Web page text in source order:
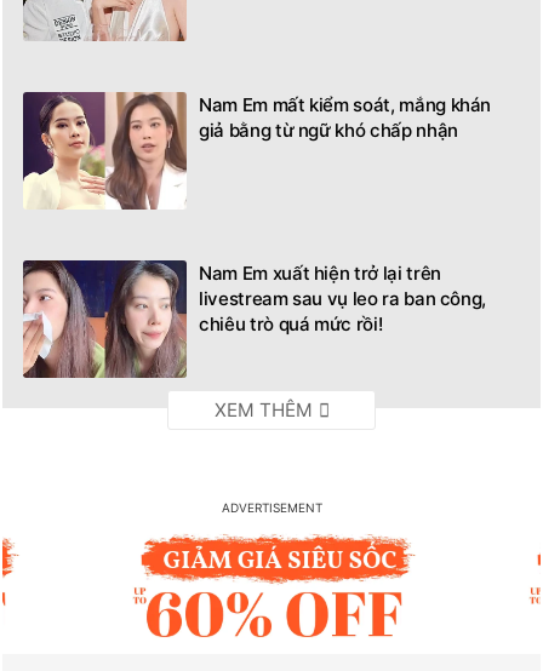
Nam Em mất kiểm soát, mắng khán
giả bằng từ ngữ khó chấp nhận
Nam Em xuất hiện trở lại trên
livestream sau vụ leo ra ban công,
chiêu trò quá mức rồi!